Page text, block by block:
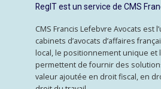
RegIT est un service de CMS
CMS Francis Lefebvre Avocats est
cabinets d’avocats d’affaires
local, le positionnement unique
permettent de fournir des
valeur ajoutée en droit fiscal, en